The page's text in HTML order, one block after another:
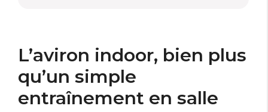
L’aviron indoor, bien plus
qu’un simple
entraînement en salle